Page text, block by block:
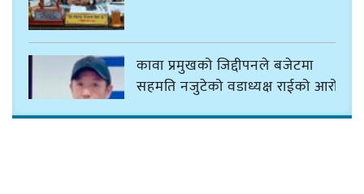
कावा प्रमुखको जिद्दीपनले बजेटमा
सहमति नजुटेको वडाध्यक्ष राईको आरोप